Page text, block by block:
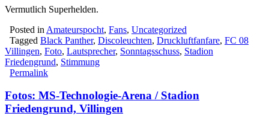
Vermutlich Superhelden.
Posted in Amateurspocht, Fans, Uncategorized
Tagged Black Panther, Discoleuchten, Druckluftfanfare, FC 08
Villingen, Foto, Lautsprecher, Sonntagsschuss, Stadion
Friedengrund, Stimmung
Permalink
Fotos: MS-Technologie-Arena / Stadion
Friedengrund, Villingen